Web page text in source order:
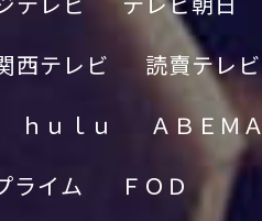
西テレビ
読賣テレビ
ｈｕｌｕ
ＡＢＥＭＡ
ライム ＦＯＤ